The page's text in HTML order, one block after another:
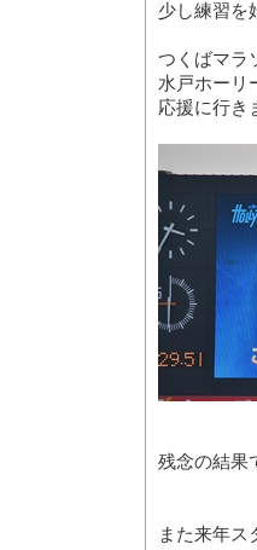
少し練習を
つくばマラ
水戸ホーリ
応援に行き
残念の結果
また来年ス